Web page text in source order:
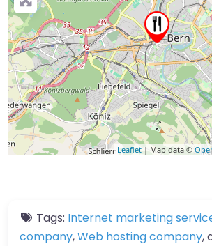
Leaflet | Map data ©
Tags: Internet marketing
company,Web hosting company,